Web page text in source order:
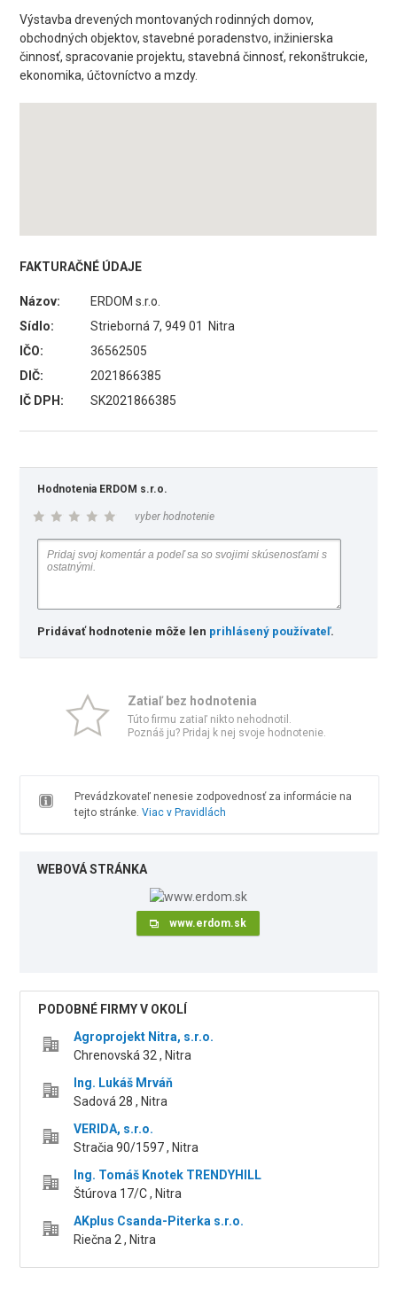
Výstavba drevených montovaných rodinných domov,
obchodných objektov, stavebné poradenstvo, inžinierska
činnosť, spracovanie projektu, stavebná činnosť, rekonštrukcie,
ekonomika, účtovníctvo a mzdy.
FAKTURAČNÉ ÚDAJE
Názov:
ERDOM s.r.o.
Sídlo:
Strieborná 7, 949 01 Nitra
IČO:
36562505
DIČ:
2021866385
IČ DPH:
SK2021866385
Hodnotenia ERDOM s.r.o.
vyber hodnotenie
Pridávať hodnotenie môže len prihlásený používateľ.
Zatiaľ bez hodnotenia
Túto firmu zatiaľ nikto nehodnotil.
Poznáš ju? Pridaj k nej svoje hodnotenie.
Prevádzkovateľ nenesie zodpovednosť za informácie na
tejto stránke. Viac v Pravidlách
WEBOVÁ STRÁNKA
www.erdom.sk
PODOBNÉ FIRMY V OKOLÍ
Agroprojekt Nitra, s.r.o.
Chrenovská 32 , Nitra
Ing. Lukáš Mrváň
Sadová 28 , Nitra
VERIDA, s.r.o.
Stračia 90/1597 , Nitra
Ing. Tomáš Knotek TRENDYHILL
Štúrova 17/C , Nitra
AKplus Csanda-Piterka s.r.o.
Riečna 2 , Nitra